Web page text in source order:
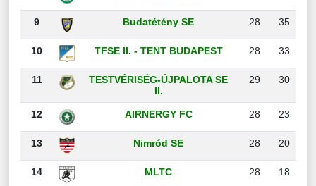
9 Budatétény SE 28 35
10 TFSE II. - TENT BUDAPEST 28 33
11
TESTVÉRISÉG-ÚJPALOTA SE
II.
29 30
12 AIRNERGY FC 28 23
13 Nimród SE 28 20
14 MLTC 28 18